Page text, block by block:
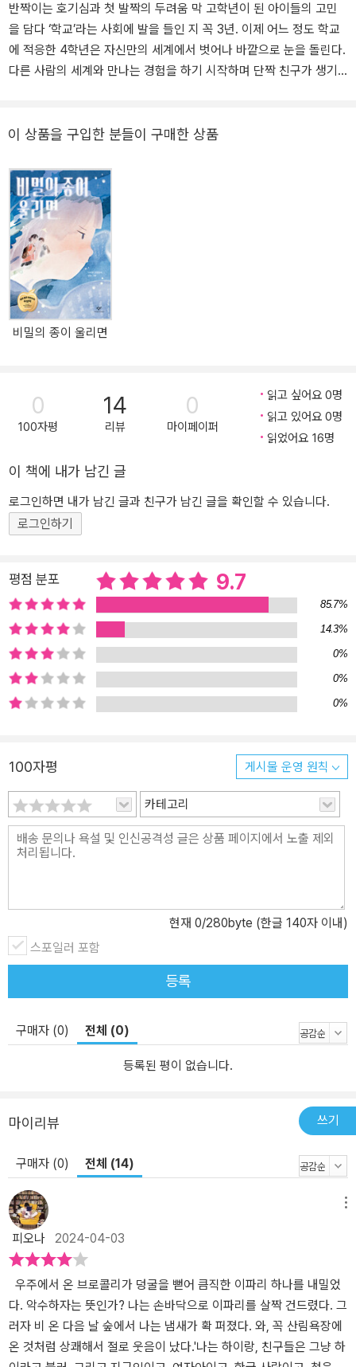
반짝이는 호기심과 첫 발짝의 두려움 막 고학년이 된 아이들의 고민
을 담다 ‘학교’라는 사회에 발을 들인 지 꼭 3년. 이제 어느 정도 학교
에 적응한 4학년은 자신만의 세계에서 벗어나 바깥으로 눈을 돌린다.
다른 사람의 세계와 만나는 경험을 하기 시작하며 단짝 친구가 생기
채은하 작가가 반짝반짝 빛나는 이야기 다섯 편을 준비했다. 『라이징
편으로는 더 넓은 세상으로 한 발짝 내디뎌야 하는 두려움을 품고 있
다. 「사람을 찾습니다」의 박채이는 별로 친하지 않은 유겸과 둘이서만
수수께끼 풀이를 하게 된다. 「4학년이 되면」의 강솔은 자신을 엄격하
게 통제하는 아빠 때문에 답답함을 느끼고, 「우주 브로콜리는 지구를
정복하지 않아」의 하이랑은 사소한 일로 멀어진 친구 때문에 고민이
다. 「우리는 둥글게 둥글게」의 리안이는 어쩐 일인지 잘하던 수영을
할 수 없게 되고, 「너는 나의 우렁」의 여울이는 또다시 따돌림을 당할
까 봐 두렵다. 다섯 아이는 이처럼 풀어야 할 자신만의 숙제를 안고 있
지만, 결코 혼자는 아니다. 서로의 마음을 들여다보고 다정하게 손을
4학년』을 펼쳐 보자. 오직 ‘천사 학년’을 위해 뭉친 다섯 작가가 선사
하는 다채로운 이야기 라이징 4학년은 기획 단계부터 오로지 4학년
만을 위한 맞춤 동화를 만드는 걸 목표로 하고 전국의 초등학교 선생
님들을 대상으로 설문 조사를 실시했다. 많은 선생님이 “4학년은 호
계에 고민이 많아지는 학년.” “스스로 할 수 있는 일이 늘어난다.” “자
신만의 가치 판단 기준이 생긴다.” 같은 답변을 주었고, 이를 통해 4
의 감성을 담은 발랄한 그림으로 ‘천사’ 같은 4학년만의 매력을 한껏
살렸다. 김혜진 작가의 「사람을 찾습니다」에서는 『레벨 업 5학년』에
도 등장한 친구들의 4학년 때 모습을 엿볼 수 있다. 박채이는 서한결
에게서 동생 한빛이의 잃어버린 가방을 찾아 준 사람을 찾아 달라는
부탁을 받는다. 그런데 하필 함께 수수께끼를 풀게 된 친구가 왠지 어
색한 사이인 유겸이다. 별로 친하지 않은 아이와 단 둘이 ‘범인’을 찾
아야 한다니, 채이는 어쩐지 걱정이 되지만 사람을 찾는 과정에서 유
겸이 어떤 아이인지 알아 간다. 이재문 작가의 「4학년이 되면」은 몸에
강솔은 ‘키즈록’ 모드 때문에 불편하기만 하다. 그런 솔에게 한 가지
희망은 바로 해킹 어플. 솔이는 첫 업데이트 때 해킹 어플을 깐 뒤 ‘사
랑 제한 모드’를 해제하고 첫사랑에 빠진다. 하지만 솔이 몰랐던 게 있
다. 사람들은 각자 다른 생각과 가치관을 가지고 있다는 사실이다. 솔
이는 첫사랑을 겪으며 상대의 마음을 헤아리는 법을 배우게 된다. 문
이소 작가의 작품 「우주 브로콜리는 지구를 정복하지 않아」의 하이랑
제멋대로인 외계 생명체, ‘콜리’가 나타난다. 콜리 때문에 영혜, 준수
와 한바탕 소동을 겪으며 이랑은 깨닫게 된다. 우리는 모두 다른 생각
을 가지고 있는 생명체이며, 서로의 입장을 이해하는 것이 친구가 되
는 첫 걸음이라는 사실을. 이나영 작가의 「우리는 둥글게 둥글게」에서
는 생존 수영 수업 시간을 엿볼 수 있다. 수영을 무척 잘하는 리안은
어쩐 일인지 수영 수업이 내키지 않는다. 물에 들어가도 수영을 할 수
없어서 마음이 자꾸만 쪼그라드는 데다, 자신을 칭찬하고 응원하는
친구 유민이마저 자꾸만 거슬린다. 리안은 왜 수영을 할 수 없는 걸
채은하 작가의 「너는 나의 우렁」은 우렁이와의 우정을 그린 판타지 동
화다. 지난 학교에서 따돌림을 당했던 기억 때문에 괴로운 여울이는
있는 좋은 기회였는데, 이마저도 자기 이름을 뽑는 바람에 쓸쓸하다.
그런 여울이에게 아무도 모르는 아주 특별한 마니토가 나타난다. 과
연 여울이는 상처받은 마음을 딛고 일어설 수 있을까?
이 상품을 구입한 분들이 구매한 상품
비밀의 종이 울리면
0
100자평
14
리뷰
0
마이페이퍼
읽고 싶어요 0명
읽고 있어요 0명
읽었어요 16명
이 책에 내가 남긴 글
로그인하면 내가 남긴 글과 친구가 남긴 글을 확인할 수 있습니다.
로그인하기
평점 분포 9.7
85.7%
14.3%
0%
0%
0%
100자평 게시물 운영 원칙
카테고리
현재 0/280byte (한글 140자 이내)
스포일러 포함
등록
구매자 (0) 전체 (0)
등록된 평이 없습니다.
마이리뷰 쓰기
구매자 (0) 전체 (14)
피오나 2024-04-03
우주에서 온 브로콜리가 덩굴을 뻗어 큼직한 이파리 하나를 내밀었
다. 악수하자는 뜻인가? 나는 손바닥으로 이파리를 살짝 건드렸다. 그
러자 비 온 다음 날 숲에서 나는 냄새가 확 퍼졌다. 와, 꼭 산림욕장에
온 것처럼 상쾌해서 절로 웃음이 났다.'나는 하이랑, 친구들은 그냥 하